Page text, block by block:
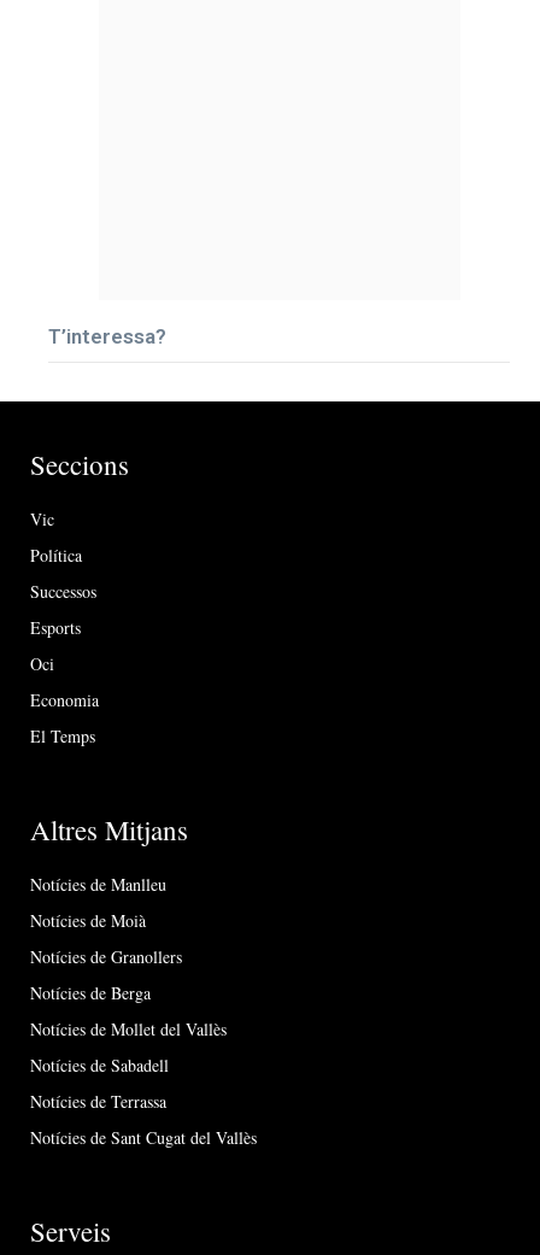
T’interessa?
Seccions
Vic
Política
Successos
Esports
Oci
Economia
El Temps
Altres Mitjans
Notícies de Manlleu
Notícies de Moià
Notícies de Granollers
Notícies de Berga
Notícies de Mollet del Vallès
Notícies de Sabadell
Notícies de Terrassa
Notícies de Sant Cugat del Vallès
Serveis